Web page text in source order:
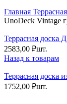
Главная
UnoDeck Vintage
Террасная доска
2583,00 ₽шт.
Назад к товарам
Террасная доска
1752,00 ₽шт.